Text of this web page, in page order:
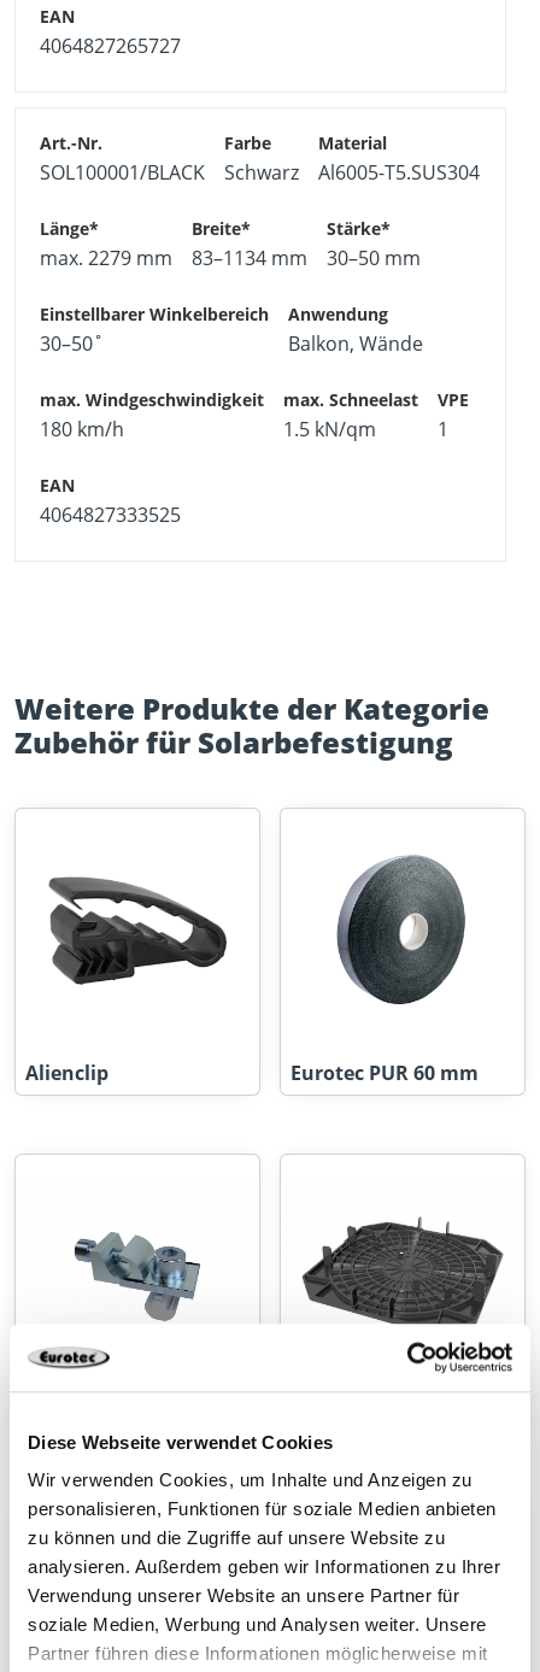
Diese Webseite verwendet Cookies
Wir verwenden Cookies, um Inhalte und Anzeigen zu
personalisieren, Funktionen für soziale Medien anbieten
zu können und die Zugriffe auf unsere Website zu
analysieren. Außerdem geben wir Informationen zu Ihrer
Verwendung unserer Website an unsere Partner für
soziale Medien, Werbung und Analysen weiter. Unsere
Partner führen diese Informationen möglicherweise mit
4064827265727
SOL100001/BLACK Schwarz Al6005-T5.SUS304
max. 2279 mm 83–1134 mm 30–50 mm
30–50˚ Balkon, Wände
180 km/h 1.5 kN/qm 1
4064827333525
Weitere Produkte der Kategorie
Zubehör für Solarbefestigung
Alienclip Eurotec PUR 60 mm